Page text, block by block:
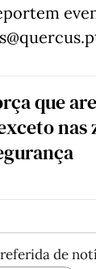
que
nas
de